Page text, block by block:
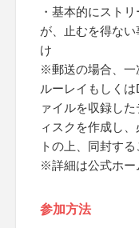
・基本的にスト
が、止むを得な
け
※郵送の場合、一
ルーレイもしく
ァイルを収録し
ィスクを作成し
トの上、同封する
※詳細は公式ホー
参加方法